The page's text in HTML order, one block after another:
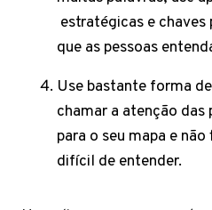
estratégicas e
que as pessoas
Use bastante forma
chamar a atenção das
para o seu mapa e
difícil de entender.